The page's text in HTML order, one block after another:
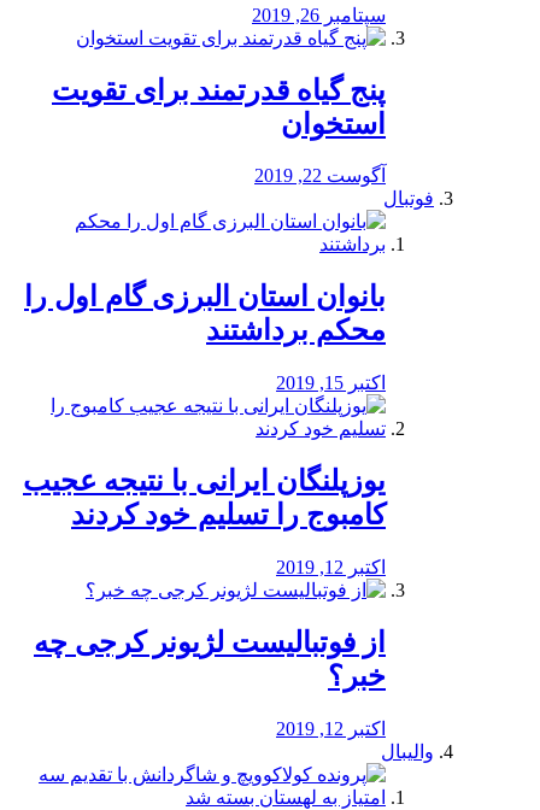
سپتامبر 26, 2019
پنج گیاه قدرتمند برای تقویت
استخوان
آگوست 22, 2019
فوتبال
بانوان استان البرزی گام اول را
محكم برداشتند
اکتبر 15, 2019
یوزپلنگان ایرانی با نتیجه عجیب
کامبوج را تسلیم خود کردند
اکتبر 12, 2019
از فوتبالیست لژیونر کرجی چه
خبر؟
اکتبر 12, 2019
والیبال